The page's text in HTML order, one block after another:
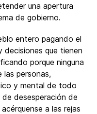
una apertura
de gobierno.
entero pagando el
decisiones que tienen
porque ninguna
las personas,
y mental de todo
desesperación de
a las rejas